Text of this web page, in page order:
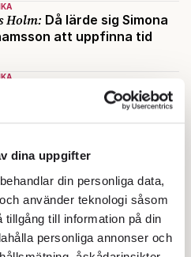
dina uppgifter
behandlar din personliga data,
använder teknologi såsom
till information på din
personliga annonser och
Holm: Då lärde sig Simona
att uppfinna tid
Ayatollan anlände
världen krympte till ett
FOKUS VETENSKAP
gett oss
– med flit?
Holm•
fler